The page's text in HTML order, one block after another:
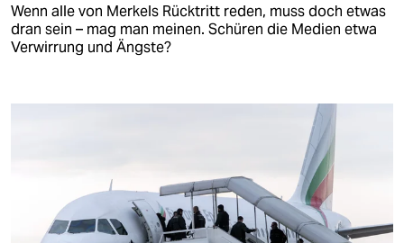
Wenn alle von Merkels Rücktritt reden, muss doch etwas
dran sein – mag man meinen. Schüren die Medien etwa
Verwirrung und Ängste?